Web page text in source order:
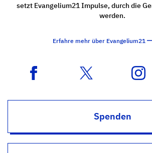
setzt Evangelium21 Impulse, durch die
werden.
Erfahre mehr über Evangelium21
Spenden